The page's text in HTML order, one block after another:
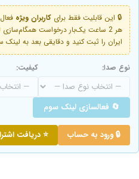
🔒 این قابلیت فقط برای کاربران ویژه
ایران را ثبت کنید و دقایقی بعد به
نوع صدا: کیفیت:
🔄 فعالسازی لینک سوم
🔒 ورود به حساب ⭐ دریافت